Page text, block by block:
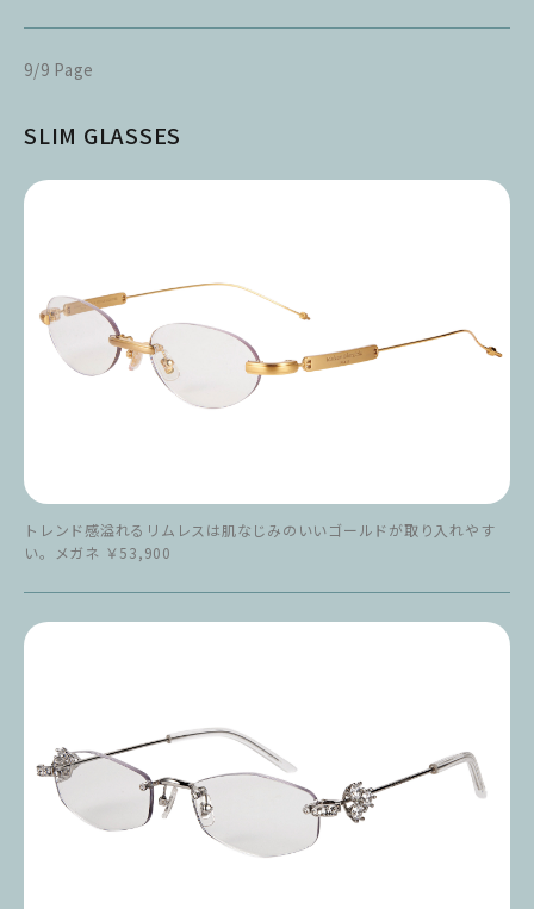
9/9 Page
SLIM GLASSES
トレンド感溢れるリムレスは肌なじみのいいゴールドが取り入れやす
い。メガネ ￥53,900